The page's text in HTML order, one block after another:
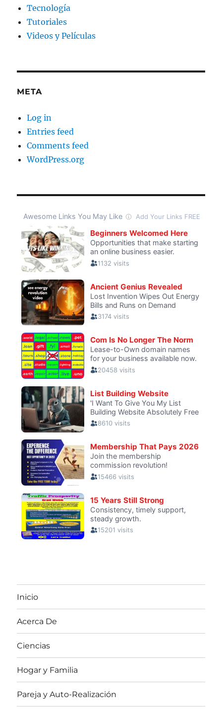
Tecnología
Tutoriales
Videos y Películas
META
Log in
Entries feed
Comments feed
WordPress.org
Inicio
Acerca De
Ciencias
Hogar y Familia
Pareja y Auto-Realización